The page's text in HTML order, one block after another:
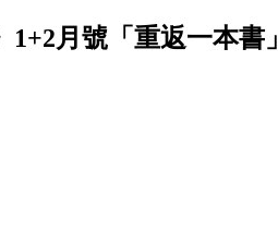
月號「重返一本書」